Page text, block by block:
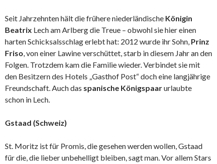
Seit Jahrzehnten hält die frühere niederländische Königin
Beatrix Lech am Arlberg die Treue – obwohl sie hier einen
harten Schicksalsschlag erlebt hat: 2012 wurde ihr Sohn, Prinz
Friso, von einer Lawine verschüttet, starb in diesem Jahr an den
Folgen. Trotzdem kam die Familie wieder. Verbindet sie mit
den Besitzern des Hotels „Gasthof Post“ doch eine langjährige
Freundschaft. Auch das spanische Königspaarurlaubte
schon in Lech.
Gstaad (Schweiz)
St. Moritz ist für Promis, die gesehen werden wollen, Gstaad
für die, die lieber unbehelligt bleiben, sagt man. Vor allem Stars